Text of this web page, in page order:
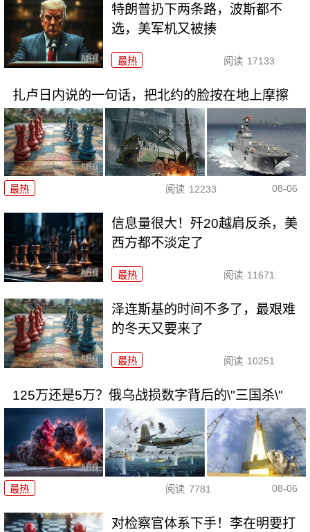
特朗普扔下两条路，波斯都不
选，美军机又被揍
最热 阅读 17133
扎卢日内说的一句话，把北约的脸按在地上摩擦
最热 阅读 12233 08-06
信息量很大！歼20越肩反杀，美
西方都不淡定了
最热 阅读 11671
泽连斯基的时间不多了，最艰难
的冬天又要来了
最热 阅读 10251
125万还是5万？俄乌战损数字背后的\"三国杀\"
最热 阅读 7781 08-06
对检察官体系下手！李在明要打